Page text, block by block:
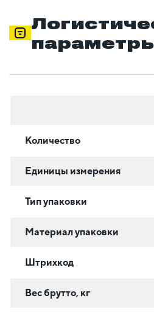
Количество
Единицы измерения
Тип упаковки
Материал упаковки
Штрихкод
Вес брутто, кг